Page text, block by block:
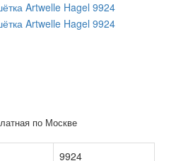
по Москве
9924